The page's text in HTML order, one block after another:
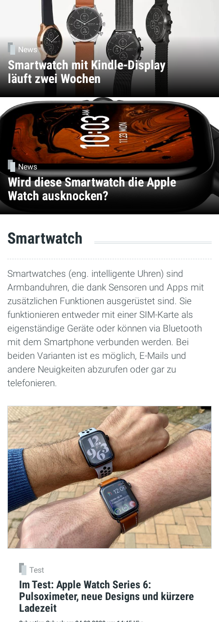
News
Smartwatch mit Kindle-Display
läuft zwei Wochen
News
Wird diese Smartwatch die Apple
Watch ausknocken?
Smartwatch
Smartwatches (eng. intelligente Uhren) sind
Armbanduhren, die dank Sensoren und Apps mit
zusätzlichen Funktionen ausgerüstet sind. Sie
funktionieren entweder mit einer SIM-Karte als
eigenständige Geräte oder können via Bluetooth
mit dem Smartphone verbunden werden. Bei
beiden Varianten ist es möglich, E-Mails und
andere Neuigkeiten abzurufen oder gar zu
telefonieren.
Test
Im Test: Apple Watch Series 6:
Pulsoximeter, neue Designs und kürzere
Ladezeit